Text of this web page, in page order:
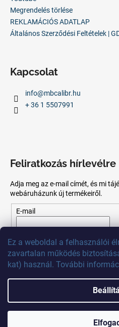
Ez a weboldal a felhasználói
zavartalan működés
kat) használ. További
Megrendelés törlése
REKLAMÁCIÓS ADATLAP
Általános Szerződési Feltételek |
Kapcsolat
info@mbcalibr.hu
+ 36 1 5507991
Feliratkozás hírlevélre
Adja meg az e-mail címét, és mi
webáruházunk új termékeiről.
E-mail
szabályzatot.
FELIRATKOZÁS
MB Calibr